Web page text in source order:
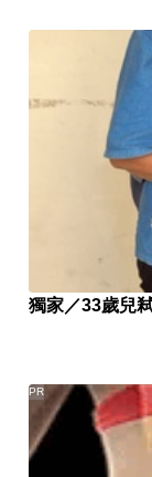
獨家／33歲兒
PR